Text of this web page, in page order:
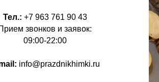
Тел.: +7 963 761 90 43
звонков и заявок:
09:00-22:00
info@prazdnikhimki.ru